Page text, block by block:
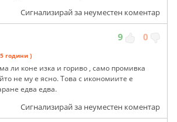
Сигнализирай за неуместен коментар
9 0
години )
ли коне изка и гориво , само промивка
не му е ясно. Това с икономиите е
едва едва.
Сигнализирай за неуместен коментар